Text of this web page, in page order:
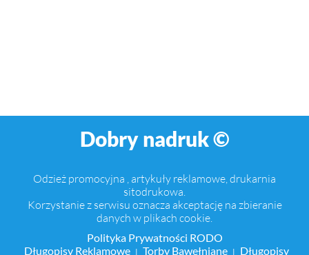
Dobry nadruk ©
Odzież promocyjna , artykuły reklamowe, drukarnia
sitodrukowa.
Korzystanie z serwisu oznacza akceptację na zbieranie
danych w plikach cookie.
Polityka Prywatności RODO
Długopisy Reklamowe | Torby Bawełniane | Długopisy